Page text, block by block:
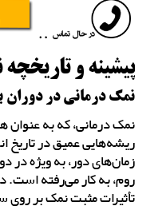
پیشینه و
نمک درمانی در دوران
نمک درمانی، که به عنوان
ریشه‌هایی عمیق در
زمان‌های دور، به ویژه در
روم، به کار می‌رفته است.
تأثیرات مثبت نمک بر روی